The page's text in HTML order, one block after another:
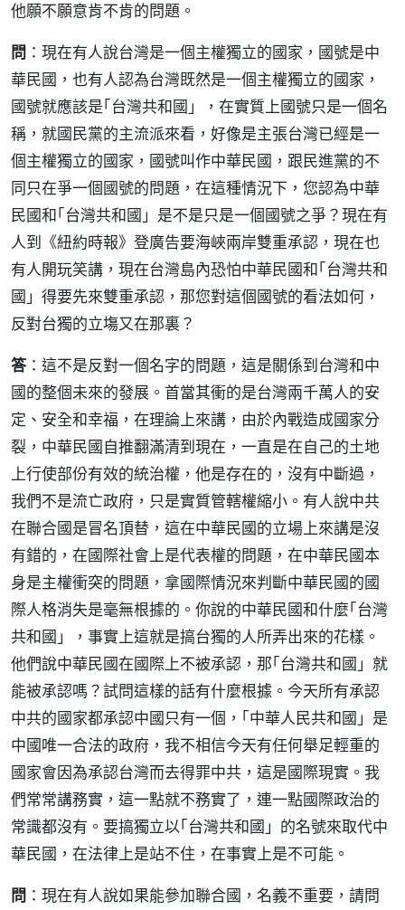
他願不願意肯不肯的問題。
問 ：現在有人說台灣是一個主權獨立的國家，國號是中
華民國，也有人認為台灣既然是一個主權獨立的國家，
國號就應該是｢台灣共和國」，在實質上國號只是一個名
稱，就國民黨的主流派來看，好像是主張台灣已經是一
個主權獨立的國家，國號叫作中華民國，跟民進黨的不
同只在爭一個國號的問題，在這種情況下，您認為中華
民國和｢台灣共和國」是不是只是一個國號之爭？現在有
人到《紐約時報》登廣告要海峽兩岸雙重承認，現在也
有人開玩笑講，現在台灣島內恐怕中華民國和｢台灣共和
國」得要先來雙重承認，那您對這個國號的看法如何，
反對台獨的立塲又在那裏？
答：這不是反對一個名字的問題，這是關係到台灣和中
國的整個未來的發展。首當其衝的是台灣兩千萬人的安
定、安全和幸福，在理論上來講，由於內戰造成國家分
裂，中華民國自推翻滿清到現在，一直是在自己的土地
上行使部份有效的統治權，他是存在的，沒有中斷過，
我們不是流亡政府，只是實質管轄權縮小。有人說中共
在聯合國是冒名頂替，這在中華民國的立場上來講是沒
有錯的，在國際社會上是代表權的問題，在中華民國本
身是主權衝突的問題，拿國際情況來判斷中華民國的國
際人格消失是毫無根據的。你說的中華民國和什麼｢台灣
共和國」，事實上這就是搞台獨的人所弄出來的花樣。
他們說中華民國在國際上不被承認，那｢台灣共和國」就
能被承認嗎？試問這樣的話有什麼根據。今天所有承認
中共的國家都承認中國只有一個，｢中華人民共和國」是
中國唯一合法的政府，我不相信今天有任何舉足輕重的
國家會因為承認台灣而去得罪中共，這是國際現實。我
們常常講務實，這一點就不務實了，連一點國際政治的
常識都沒有。要搞獨立以｢台灣共和國」的名號來取代中
華民國，在法律上是站不住，在事實上是不可能。
問 ：現在有人說如果能參加聯合國，名義不重要，請問